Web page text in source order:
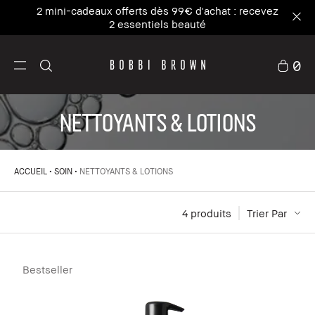
Notre icône n°1, là où le soin rencontre la base de
maquillage. NOUVEAU Vitamin Enriched Face
Base+
0
NETTOYANTS & LOTIONS
ACCUEIL SOIN NETTOYANTS & LOTIONS
Trier Par
4 produits
Bestseller